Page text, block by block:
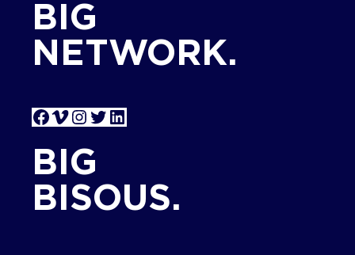
BIG
NETWORK.
Facebook Vimeo Instagram Twitter LinkedIn
BIG
BISOUS.